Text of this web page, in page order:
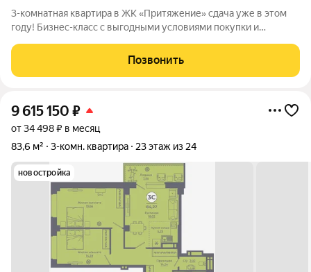
3-комнатная квартира в ЖК «Притяжение» сдача уже в этом
году! Бизнес-класс с выгодными условиями покупки и
Позвонить
9 615 150 ₽
от 34 498 ₽ в месяц
83,6 м²
3-комн. квартира 23 этаж из 24
новостройка